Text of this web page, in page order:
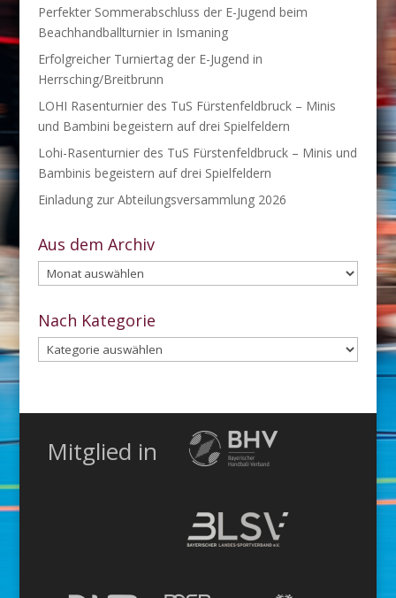
Perfekter Sommerabschluss der E-Jugend beim
Beachhandballturnier in Ismaning
Erfolgreicher Turniertag der E-Jugend in
Herrsching/Breitbrunn
LOHI Rasenturnier des TuS Fürstenfeldbruck – Minis
und Bambini begeistern auf drei Spielfeldern
Lohi-Rasenturnier des TuS Fürstenfeldbruck – Minis und
Bambinis begeistern auf drei Spielfeldern
Einladung zur Abteilungsversammlung 2026
Aus dem Archiv
Aus
dem
Archiv
Nach Kategorie
Nach
Kategorie
Mitglied in